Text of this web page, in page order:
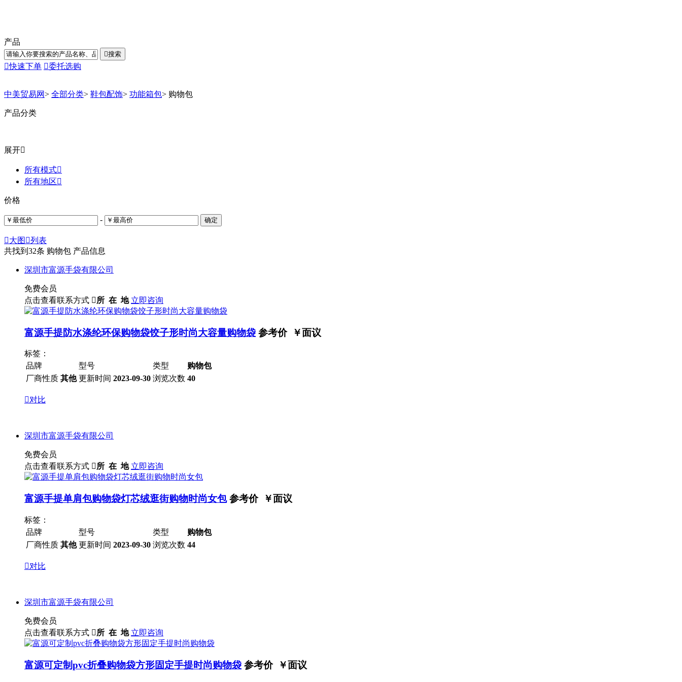
产品
搜索
快速下单 委托选购
中美贸易网> 全部分类> 鞋包配饰> 功能箱包> 购物包
产品分类
展开
所有模式
所有地区
价格
- 确定
大图 列表
共找到 32条 购物包 产品信息
深圳市富源手袋有限公司
免费会员
点击查看联系方式 所 在 地 立即咨询
富源手提防水涤纶环保购物袋饺子形时尚大容量购物袋 参考价 ￥面议
标签：
品牌
型号 类型
购物包
厂商性质 其他 更新时间 2023-09-30 浏览次数 40
对比
深圳市富源手袋有限公司
免费会员
点击查看联系方式 所 在 地 立即咨询
富源手提单肩包购物袋灯芯绒逛街购物时尚女包 参考价 ￥面议
标签：
品牌
型号 类型
购物包
厂商性质 其他 更新时间 2023-09-30 浏览次数 44
对比
深圳市富源手袋有限公司
免费会员
点击查看联系方式 所 在 地 立即咨询
富源可定制pvc折叠购物袋方形固定手提时尚购物袋 参考价 ￥面议